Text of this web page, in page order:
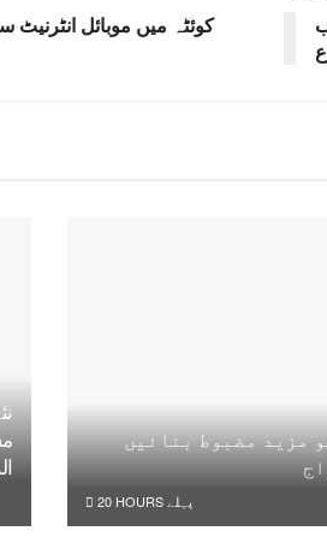
کوئٹہ میں موبائل
مزید مضبوط بنائیں
20 HOURS پہلے